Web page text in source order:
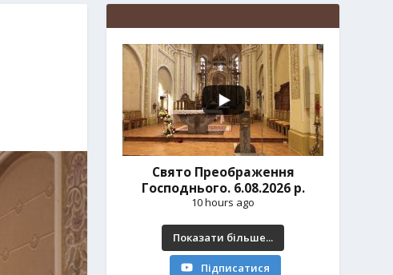
Свято Преображення
Господнього. 6.08.2026 р.
10 hours ago
Показати більше...
Підписатися